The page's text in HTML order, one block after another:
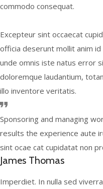
commodo consequat.
Excepteur sint occaecat
officia deserunt mollit anim
unde omnis iste natus error
doloremque laudantium,
illo inventore veritatis.
Sponsoring and managing
results the experience aute
sint ocae cat cupidatat non
James Thomas
Imperdiet. In nulla sed